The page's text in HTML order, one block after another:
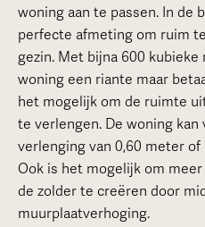
woning aan te passen. In de
perfecte afmeting om ruim
gezin. Met bijna 600
woning een riante maar
het mogelijk om de ruimte
te verlengen. De woning
verlenging van 0,60 meter of
Ook is het mogelijk om
de zolder te creëren door
muurplaatverhoging.